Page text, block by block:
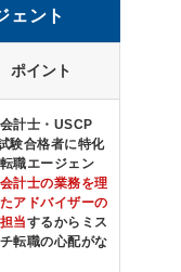
ェント
ポイント
計士・USCP
験合格者に特化
職エージェン
会計士の業務を理
アドバイザーの
当するからミス
転職の心配がな